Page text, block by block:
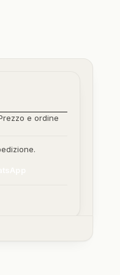
e ordine